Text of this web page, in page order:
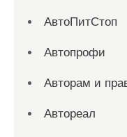
АвтоПитСтоп
Автопрофи
Авторам и
Автореал